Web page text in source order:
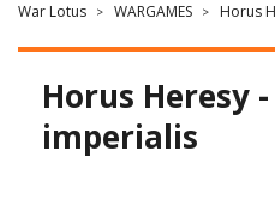
War Lotus WARGAMES Horus
Horus Heresy
imperialis